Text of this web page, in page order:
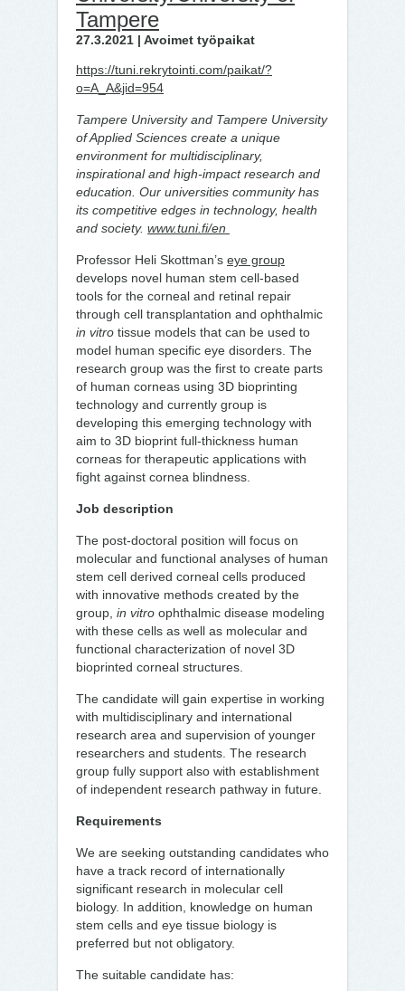
Tampere
27.3.2021 | Avoimet työpaikat
https://tuni.rekrytointi.com/paikat/?
o=A_A&jid=954
Tampere University and Tampere University
of Applied Sciences create a unique
environment for multidisciplinary,
inspirational and high-impact research and
education. Our universities community has
its competitive edges in technology, health
and society. www.tuni.fi/en
Professor Heli Skottman’s eye group
develops novel human stem cell-based
tools for the corneal and retinal repair
through cell transplantation and ophthalmic
in vitro tissue models that can be used to
model human specific eye disorders. The
research group was the first to create parts
of human corneas using 3D bioprinting
technology and currently group is
developing this emerging technology with
aim to 3D bioprint full-thickness human
corneas for therapeutic applications with
fight against cornea blindness.
Job description
The post-doctoral position will focus on
molecular and functional analyses of human
stem cell derived corneal cells produced
with innovative methods created by the
group, in vitro ophthalmic disease modeling
with these cells as well as molecular and
functional characterization of novel 3D
bioprinted corneal structures.
The candidate will gain expertise in working
with multidisciplinary and international
research area and supervision of younger
researchers and students. The research
group fully support also with establishment
of independent research pathway in future.
Requirements
We are seeking outstanding candidates who
have a track record of internationally
significant research in molecular cell
biology. In addition, knowledge on human
stem cells and eye tissue biology is
preferred but not obligatory.
The suitable candidate has: